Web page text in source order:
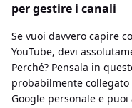
per gestire i canali
Se vuoi davvero capire
YouTube, devi
Perché? Pensala in
probabilmente
Google personale e